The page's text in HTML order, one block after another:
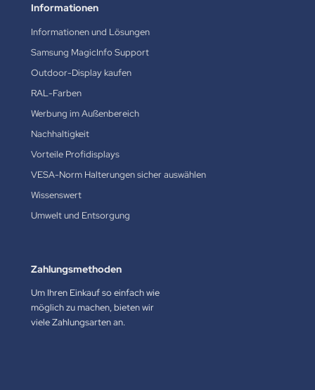
Informationen
Informationen und Lösungen
Samsung MagicInfo Support
Outdoor-Display kaufen
RAL-Farben
Werbung im Außenbereich
Nachhaltigkeit
Vorteile Profidisplays
VESA-Norm Halterungen sicher auswählen
Wissenswert
Umwelt und Entsorgung
Zahlungsmethoden
Um Ihren Einkauf so einfach wie
möglich zu machen, bieten wir
viele Zahlungsarten an.